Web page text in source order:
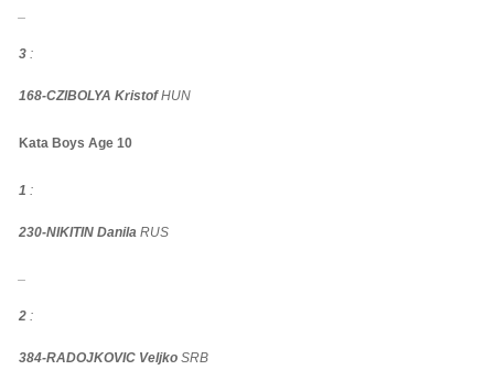
3 :
168-CZIBOLYA KristofHUN
Kata Boys Age 10
1 :
230-NIKITIN Danila RUS
2 :
384-RADOJKOVIC Veljko SRB